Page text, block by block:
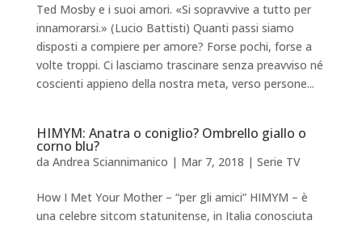
Ted Mosby e i suoi amori. «Si sopravvive a tutto per
innamorarsi.» (Lucio Battisti) Quanti passi siamo
disposti a compiere per amore? Forse pochi, forse a
volte troppi. Ci lasciamo trascinare senza preavviso né
coscienti appieno della nostra meta, verso persone...
HIMYM: Anatra o coniglio? Ombrello giallo o
corno blu?
da Andrea Sciannimanico | Mar 7, 2018 | Serie TV
How I Met Your Mother – “per gli amici” HIMYM – è
una celebre sitcom statunitense, in Italia conosciuta